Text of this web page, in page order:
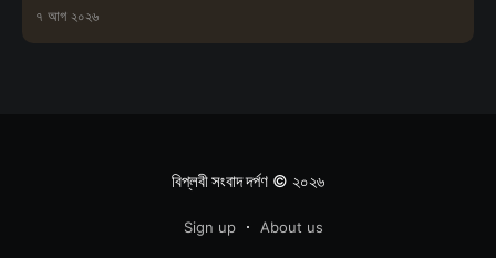
৭ আগ ২০২৬
বিপ্লবী সংবাদ দর্পণ© ২০২৬
Sign up About us